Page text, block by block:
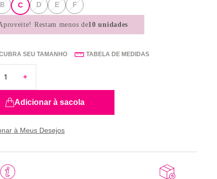
B C D E F
Restam menos de10 unidades
SEU TAMANHO TABELA DE MEDIDAS
Adicionar à sacola